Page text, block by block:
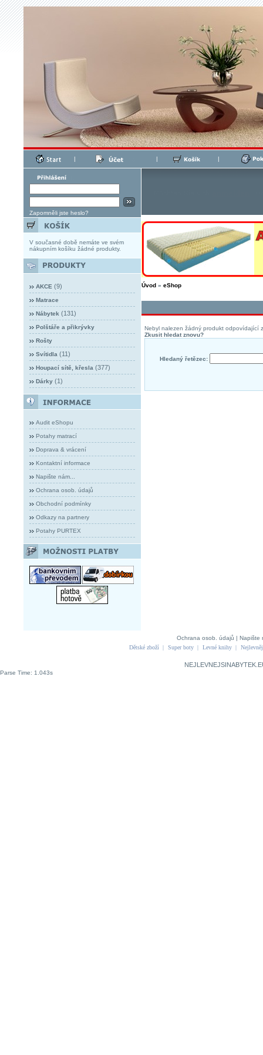
| | |
Zapomněli jste heslo?
V současné době nemáte ve svém
nákupním košíku žádné produkty.
AKCE (9)
Matrace
Nábytek (131)
Polštáře a přikrývky
Rošty
Svítidla (11)
Houpací sítě, křesla (377)
Dárky(1)
Audit eShopu
Potahy matrací
Doprava & vrácení
Kontaktní informace
Napište nám...
Ochrana osob. údajů
Obchodní podmínky
Odkazy na partnery
Potahy PURTEX
Úvod» eShop
Nebyl nalezen žádný produkt odpovídající
Zkusit hledat znovu?
Hledaný řetězec:
Ochrana osob. údajů | Napište
Dětské zboží | Super boty | Levné knihy |
Parse Time: 1.043s